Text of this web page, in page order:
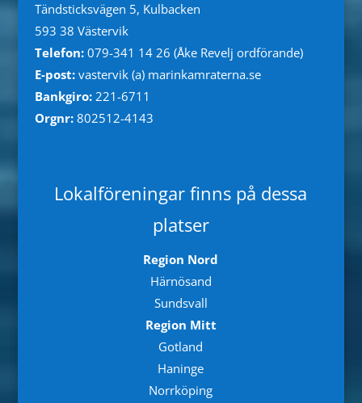
Tändsticksvägen 5, Kulbacken
593 38 Västervik
Telefon: 079-341 14 26 (Åke Revelj ordförande)
E-post:vastervik (a) marinkamraterna.se
Bankgiro:221-6711
Orgnr: 802512-4143
Lokalföreningar finns på dessa
platser
Region Nord
Härnösand
Sundsvall
Region Mitt
Gotland
Haninge
Norrköping